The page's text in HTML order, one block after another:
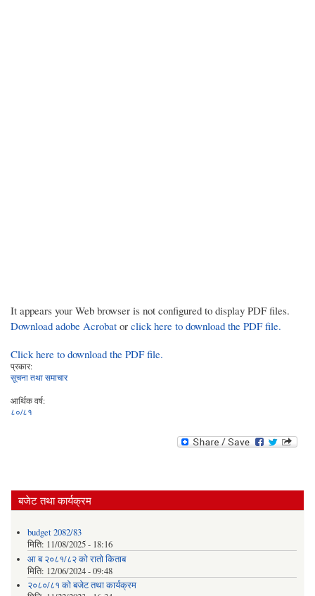
It appears your Web browser is not configured to display PDF files.
Download adobe Acrobat or click here to download the PDF file.
Click here to download the PDF file.
प्रकार:
सूचना तथा समाचार
आर्थिक वर्ष:
८०/८१
बजेट तथा कार्यक्रम
budget 2082/83
मिति: 11/08/2025 - 18:16
आ ब २०८१/८२ काे राताे किताब
मिति: 12/06/2024 - 09:48
२०८०/८१ को बजेट तथा कार्यक्रम